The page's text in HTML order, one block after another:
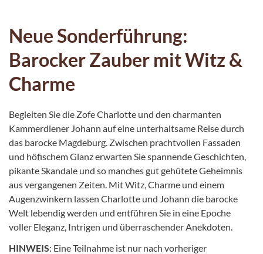
Neue Sonderführung:
Barocker Zauber mit Witz &
Charme
Begleiten Sie die Zofe Charlotte und den charmanten
Kammerdiener Johann auf eine unterhaltsame Reise durch
das barocke Magdeburg. Zwischen prachtvollen Fassaden
und höfischem Glanz erwarten Sie spannende Geschichten,
pikante Skandale und so manches gut gehütete Geheimnis
aus vergangenen Zeiten. Mit Witz, Charme und einem
Augenzwinkern lassen Charlotte und Johann die barocke
Welt lebendig werden und entführen Sie in eine Epoche
voller Eleganz, Intrigen und überraschender Anekdoten.
HINWEIS: Eine Teilnahme ist nur nach vorheriger